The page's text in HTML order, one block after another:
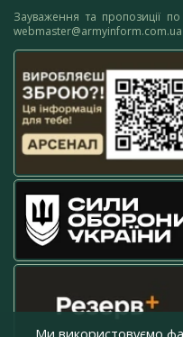
Зауваження та пропозиції
webmaster@armyinform.com.ua